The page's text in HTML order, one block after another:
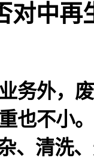
对中再
务外，
也不小
、清洗